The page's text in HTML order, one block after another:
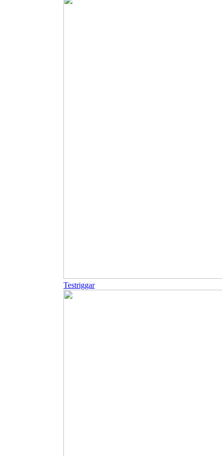
Testriggar